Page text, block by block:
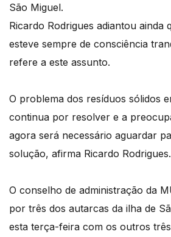
São Miguel.
Ricardo Rodrigues adiantou ainda
esteve sempre de consciência
refere a este assunto.
O problema dos resíduos sólidos
continua por resolver e a
agora será necessário aguardar
solução, afirma Ricardo Rodrigues.
O conselho de administração da
por três dos autarcas da ilha de
esta terça-feira com os outros